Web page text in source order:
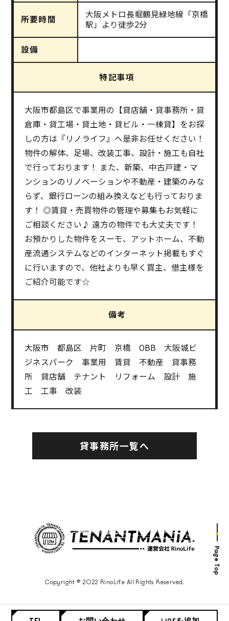
所要時間
大阪メトロ長堀鶴見緑地線「京橋
駅」より徒歩2分
設備
特記事項
大阪市都島区で事業用の【貸店舗・貸事務所・貸
倉庫・貸工場・貸土地・貸ビル・一棟貸】をお探
しの方は『リノライフ』へ是非お任せください！
物件の解体、足場、改装工事、設計・施工も自社
で行っております！ また、新築、中古戸建・マ
ンションのリノベーションや不動産・建築のみな
らず、銀行ローンの組み換えなども行っておりま
す！ ◎賃貸・売買物件の管理や募集もお気軽に
ご相談ください♪ 遠方の物件でも大丈夫です！
お預かりした物件をスーモ、アットホーム、不動
産流通システムなどのインターネット掲載もすぐ
に行いますので、他社よりも早く買主、借主様を
ご紹介可能です☆
備考
大阪市 都島区 片町 京橋 OBB 大阪城ビ
ジネスパーク 事業用 賃貸 不動産 貸事務
所 貸店舗 テナント リフォーム 設計 施
工 工事 改装
貸事務所一覧へ
Page Top
Copyright © 2022 RinoLife All Rights Reserved.